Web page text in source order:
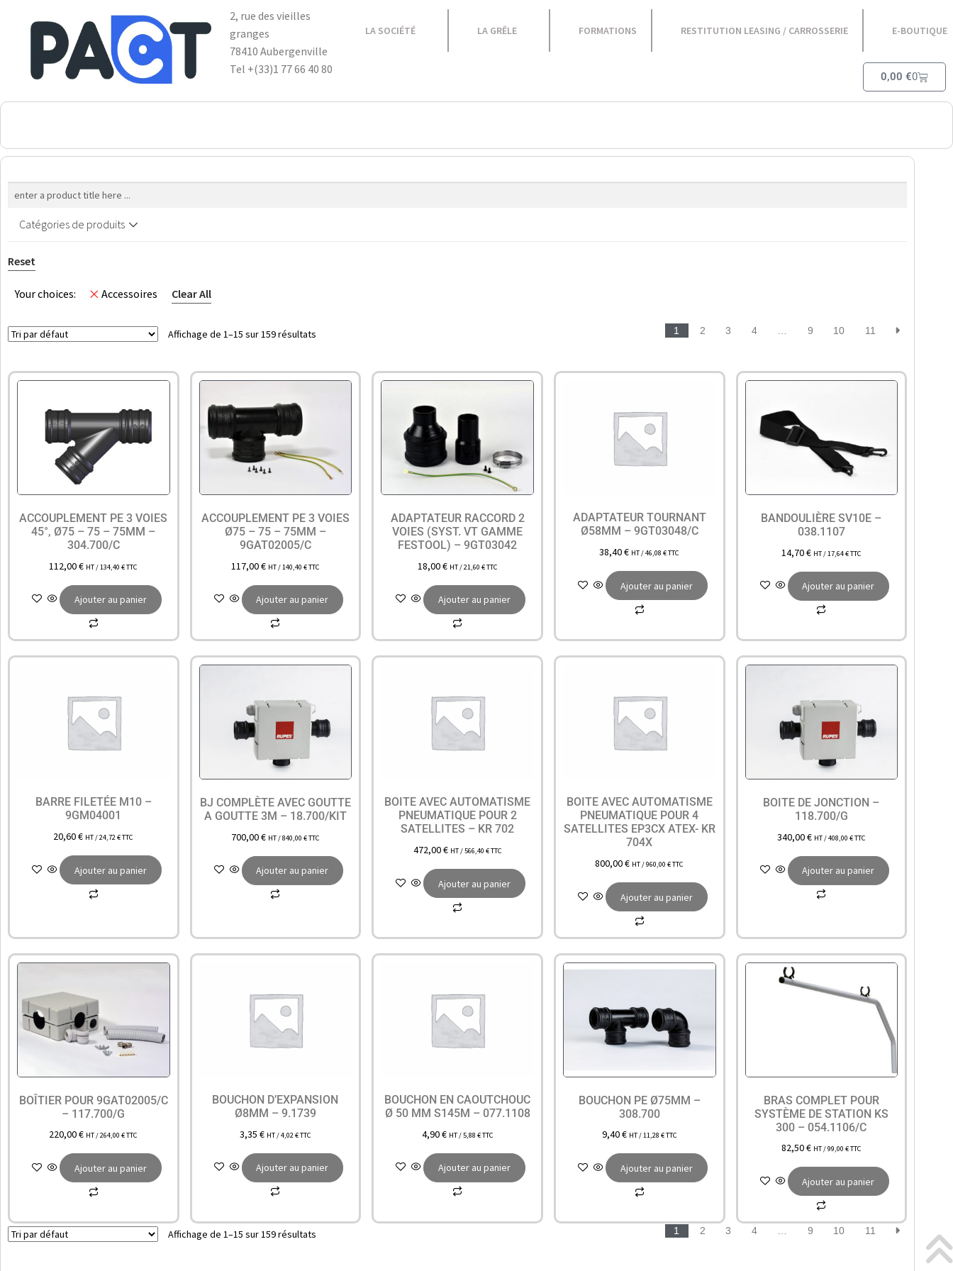
2, rue des vieilles
granges
78410 Aubergenville
Tel +(33)1 77 66 40 80
LA SOCIÉTÉ LA GRÊLE FORMATIONS RESTITUTION LEASING / CARROSSERIE E-BOUTIQUE
0,00 €0
Catégories de produits
Reset
Your choices: Accessoires Clear All
Affichage de 1–15 sur 159 résultats 1 2 3 4 9 10 11
ACCOUPLEMENT PE 3 VOIES
45°, Ø75 – 75 – 75MM –
304.700/C
112,00€ HT / 134,40€TTC
Ajouter au panier
ACCOUPLEMENT PE 3 VOIES
Ø75 – 75 – 75MM –
9GAT02005/C
117,00€ HT / 140,40 €TTC
Ajouter au panier
ADAPTATEUR RACCORD 2
VOIES (SYST. VT GAMME
FESTOOL) – 9GT03042
18,00€ HT /21,60 €TTC
Ajouter au panier
ADAPTATEUR TOURNANT
Ø58MM – 9GT03048/C
38,40€ HT /46,08€TTC
Ajouter au panier
BANDOULIÈRE SV10E –
038.1107
14,70€ HT / 17,64€TTC
Ajouter au panier
BARRE FILETÉE M10 –
9GM04001
20,60€ HT /24,72€TTC
Ajouter au panier
BJ COMPLÈTE AVEC GOUTTE
A GOUTTE 3M – 18.700/KIT
700,00€ HT /840,00 €TTC
Ajouter au panier
BOITE AVEC AUTOMATISME
PNEUMATIQUE POUR 2
SATELLITES – KR 702
472,00€ HT /566,40 €TTC
Ajouter au panier
BOITE AVEC AUTOMATISME
PNEUMATIQUE POUR 4
SATELLITES EP3CX ATEX- KR
704X
800,00€ HT /960,00€TTC
Ajouter au panier
BOITE DE JONCTION –
118.700/G
340,00€ HT /408,00 €TTC
Ajouter au panier
BOÎTIER POUR 9GAT02005/C
– 117.700/G
220,00€ HT /264,00€TTC
Ajouter au panier
BOUCHON D’EXPANSION
Ø8MM – 9.1739
3,35 € HT /4,02€TTC
Ajouter au panier
BOUCHON EN CAOUTCHOUC
Ø 50 MM S145M – 077.1108
4,90€ HT /5,88 €TTC
Ajouter au panier
BOUCHON PE Ø75MM –
308.700
9,40€ HT /11,28 €TTC
Ajouter au panier
BRAS COMPLET POUR
SYSTÈME DE STATION KS
300 – 054.1106/C
82,50€ HT /99,00 €TTC
Ajouter au panier
Affichage de 1–15 sur 159 résultats 1 2 3 4 … 9 10 11